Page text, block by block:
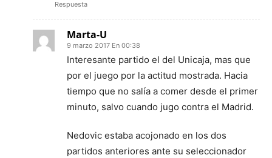
Respuesta
Marta-U
9 marzo 2017 En 00:38
Interesante partido el del Unicaja, mas que
por el juego por la actitud mostrada. Hacia
tiempo que no salía a comer desde el primer
minuto, salvo cuando jugo contra el Madrid.
Nedovic estaba acojonado en los dos
partidos anteriores ante su seleccionador